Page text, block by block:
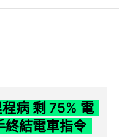
病 剩 75% 電
終結電車指令